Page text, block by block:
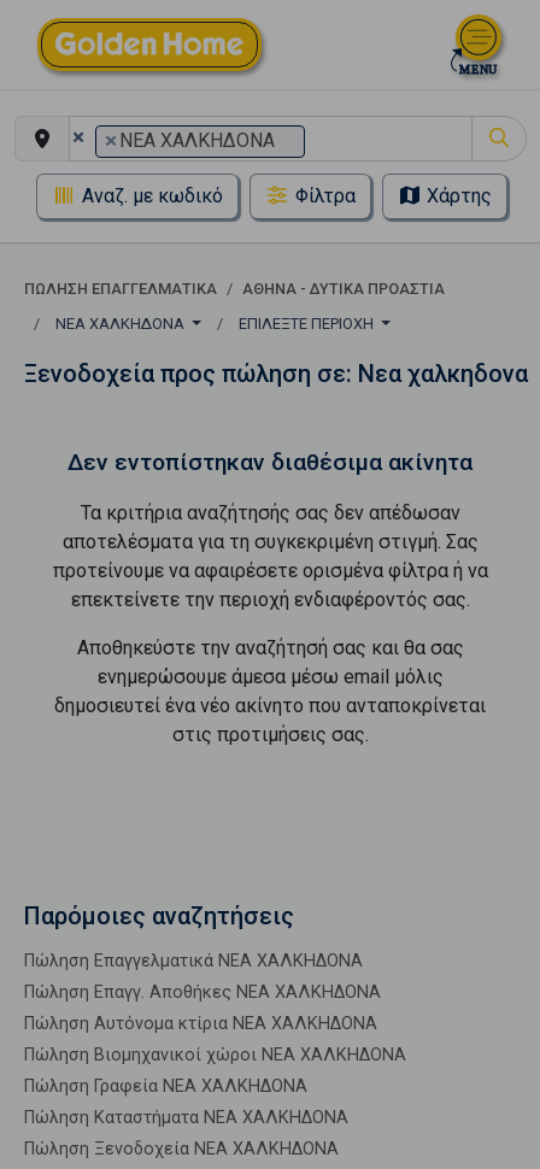
× × ΝΕΑ ΧΑΛΚΗΔΟΝΑ
Αναζ. με κωδικό Φίλτρα Χάρτης
ΠΏΛΗΣΗ ΕΠΑΓΓΕΛΜΑΤΙΚΆ
ΑΘΗΝΑ - ΔΥΤΙΚΑ ΠΡΟΑΣΤΙΑ
ΝΕΑ ΧΑΛΚΗΔΟΝΑ
ΕΠΙΛΈΞΤΕ ΠΕΡΙΟΧΉ
Ξενοδοχεία προς πώληση σε: Νεα χαλκηδονα
Δεν εντοπίστηκαν διαθέσιμα ακίνητα
Τα κριτήρια αναζήτησής σας δεν απέδωσαν
αποτελέσματα για τη συγκεκριμένη στιγμή. Σας
προτείνουμε να αφαιρέσετε ορισμένα φίλτρα ή να
επεκτείνετε την περιοχή ενδιαφέροντός σας.
Αποθηκεύστε την αναζήτησή σας και θα σας
ενημερώσουμε άμεσα μέσω email μόλις
δημοσιευτεί ένα νέο ακίνητο που ανταποκρίνεται
στις προτιμήσεις σας.
Παρόμοιες αναζητήσεις
Πώληση Επαγγελματικά ΝΕΑ ΧΑΛΚΗΔΟΝΑ
Πώληση Επαγγ. Αποθήκες ΝΕΑ ΧΑΛΚΗΔΟΝΑ
Πώληση Αυτόνομα κτίρια ΝΕΑ ΧΑΛΚΗΔΟΝΑ
Πώληση Βιομηχανικοί χώροι ΝΕΑ ΧΑΛΚΗΔΟΝΑ
Πώληση Γραφεία ΝΕΑ ΧΑΛΚΗΔΟΝΑ
Πώληση Καταστήματα ΝΕΑ ΧΑΛΚΗΔΟΝΑ
Πώληση Ξενοδοχεία ΝΕΑ ΧΑΛΚΗΔΟΝΑ